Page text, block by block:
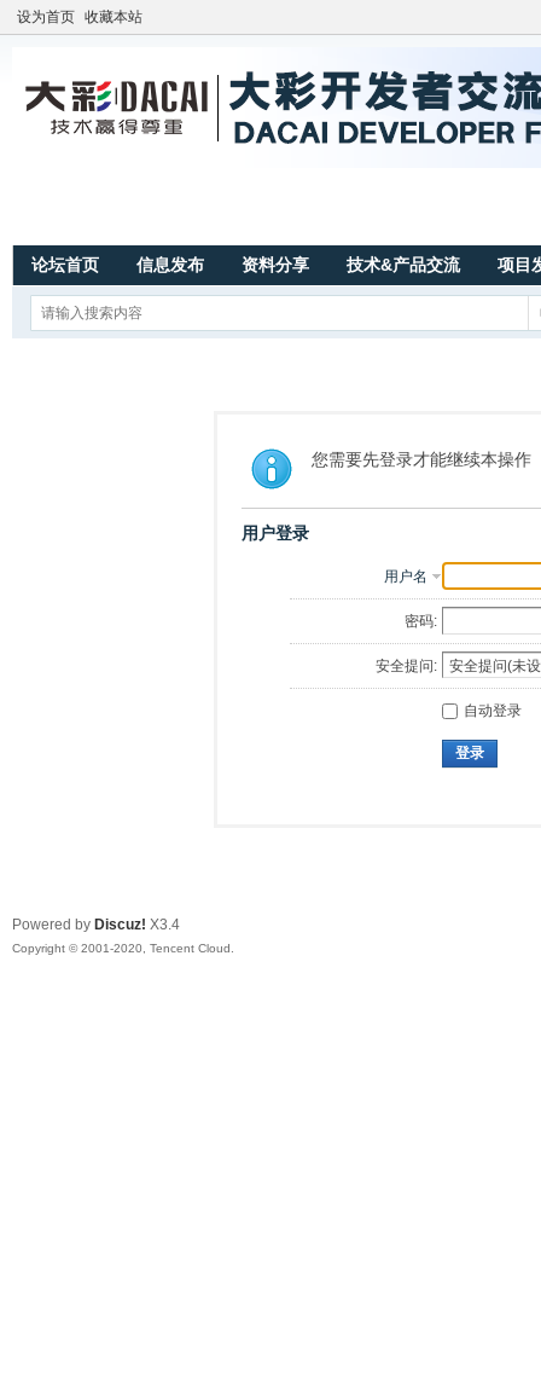
设为首页 收藏本站
论坛首页 信息发布 资料分享 技术&产品交流 项目
您需要先登录才能继续本操作
用户登录
用户名
密码:
安全提问:
自动登录
登录
Powered by Discuz! X3.4
Copyright © 2001-2020, Tencent Cloud.